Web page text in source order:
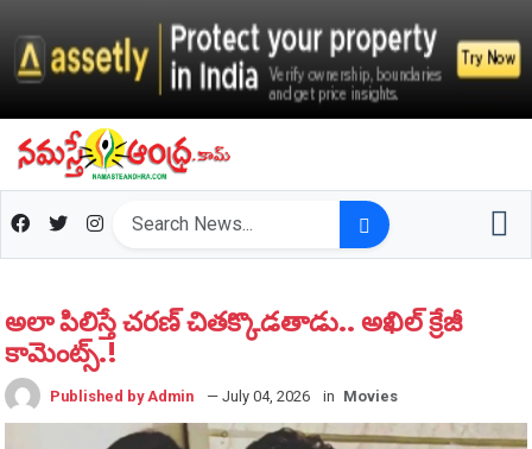
అలా పిలిస్తే చ‌ర‌ణ్ చిత‌క్కొడ‌తాడు.. అఖిల్ క్రేజీ
కామెంట్స్.!
Published by Admin — July 04, 2026 in Movies